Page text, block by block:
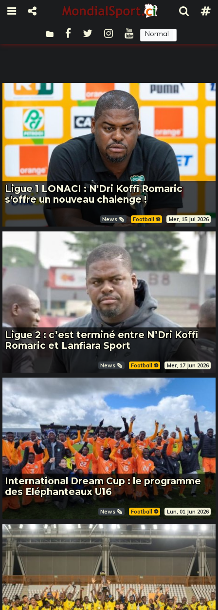
Normal
Ligue 1 LONACI : N'Dri Koffi Romaric
s'offre un nouveau chalenge !
News 🗞️ Football ⚽️ Mer, 15 Jul 2026
Ligue 2 : c’est terminé entre N’Dri Koffi
Romaric et Lanfiara Sport
News 🗞️ Football ⚽️ Mer, 17 Jun 2026
International Dream Cup : le programme
des Eléphanteaux U16
News 🗞️ Football ⚽️ Lun, 01 Jun 2026